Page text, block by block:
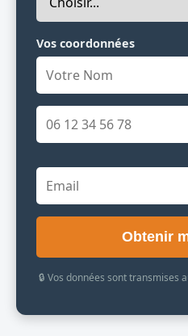
Vos coordonnées
Obtenir
🔒 Vos données sont transmises